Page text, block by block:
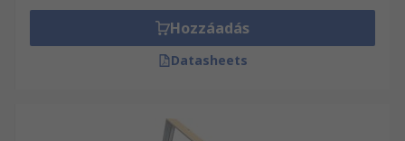
Hozzáadás
Datasheets